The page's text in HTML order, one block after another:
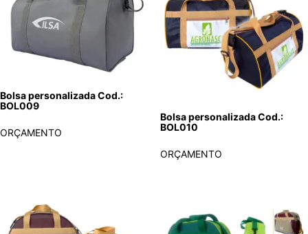
Bolsa personalizada Cod.:
BOL009
ORÇAMENTO
Bolsa personalizada Cod.:
BOL010
ORÇAMENTO